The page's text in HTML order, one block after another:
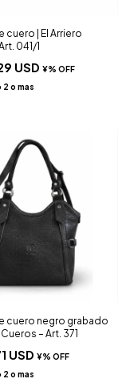
cuero | El Arriero
041/1
USD
cuero negro grabado
Cueros – Art. 371
USD